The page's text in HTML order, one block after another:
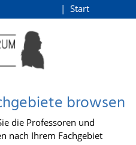
Start
browsen
die Professoren und
nach Ihrem Fachgebiet